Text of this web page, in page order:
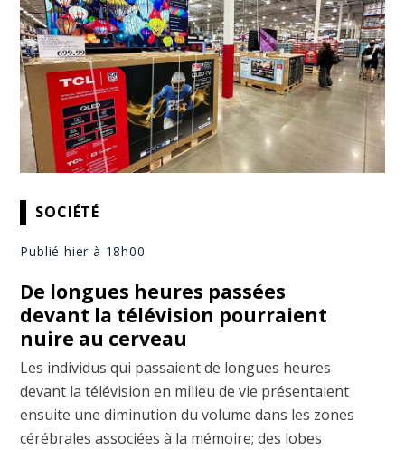
SOCIÉTÉ
Publié hier à 18h00
De longues heures passées
devant la télévision pourraient
nuire au cerveau
Les individus qui passaient de longues heures
devant la télévision en milieu de vie présentaient
ensuite une diminution du volume dans les zones
cérébrales associées à la mémoire; des lobes